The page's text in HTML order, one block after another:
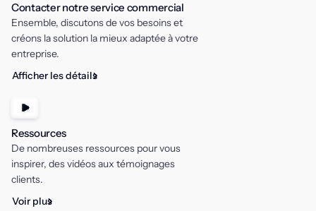
Contacter notre service commercial
Ensemble, discutons de vos besoins et
créons la solution la mieux adaptée à votre
entreprise.
Afficher les détails
Ressources
De nombreuses ressources pour vous
inspirer, des vidéos aux témoignages
clients.
Voir plus